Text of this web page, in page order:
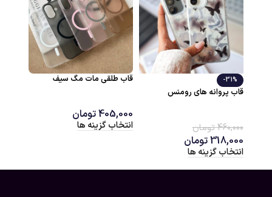
-31%
قاب پروانه هاي رومنس
460,000تومان
318,000تومان
انتخاب گزینه ها
قاب طلقی مات مگ سیف
405,000تومان
انتخاب گزینه ها